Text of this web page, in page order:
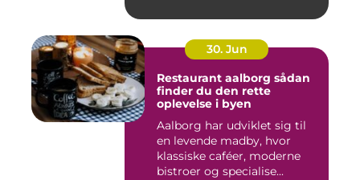
30. Jun
Restaurant aalborg sådan
finder du den rette
oplevelse i byen
Aalborg har udviklet sig til
en levende madby, hvor
klassiske caféer, moderne
bistroer og specialise...